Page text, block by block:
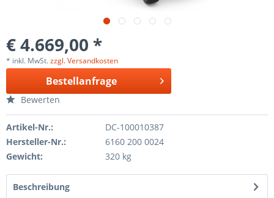
€ 4.669,00 *
* inkl. MwSt.zzgl. Versandkosten
Bestellanfrage
Bewerten
Artikel-Nr.:
DC-100010387
Hersteller-Nr.:
6160 200 0024
Gewicht:
320 kg
Beschreibung